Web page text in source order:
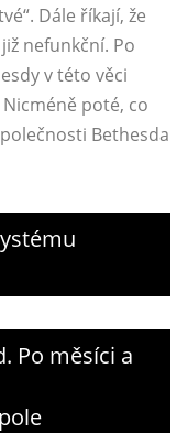
Dále říkají, že
nefunkční. Po
v této věci
poté, co
Bethesda
Po měsíci a